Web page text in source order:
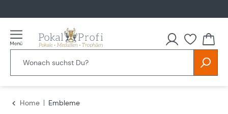
Home
Embleme